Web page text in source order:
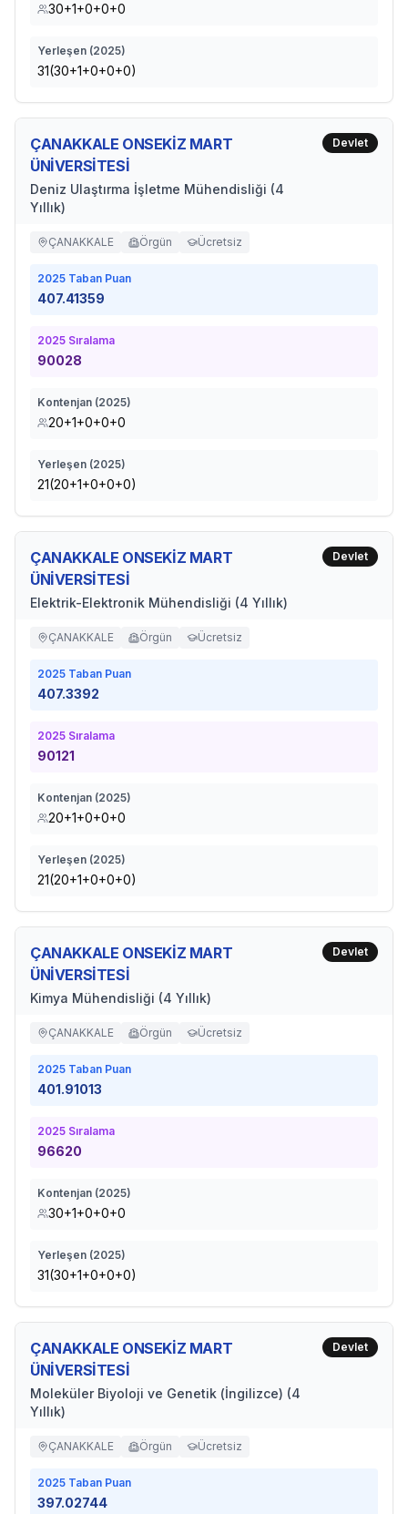
30+1+0+0+0
Yerleşen (2025)
31(30+1+0+0+0)
ÇANAKKALE ONSEKİZ MART
ÜNİVERSİTESİ
Deniz Ulaştırma İşletme Mühendisliği (4
Yıllık)
Devlet
ÇANAKKALE Örgün Ücretsiz
2025 Taban Puan
407.41359
2025 Sıralama
90028
Kontenjan (2025)
20+1+0+0+0
Yerleşen (2025)
21(20+1+0+0+0)
ÇANAKKALE ONSEKİZ MART
ÜNİVERSİTESİ
Elektrik-Elektronik Mühendisliği (4 Yıllık)
Devlet
ÇANAKKALE Örgün Ücretsiz
2025 Taban Puan
407.3392
2025 Sıralama
90121
Kontenjan (2025)
20+1+0+0+0
Yerleşen (2025)
21(20+1+0+0+0)
ÇANAKKALE ONSEKİZ MART
ÜNİVERSİTESİ
Kimya Mühendisliği (4 Yıllık)
Devlet
ÇANAKKALE Örgün Ücretsiz
2025 Taban Puan
401.91013
2025 Sıralama
96620
Kontenjan (2025)
30+1+0+0+0
Yerleşen (2025)
31(30+1+0+0+0)
ÇANAKKALE ONSEKİZ MART
ÜNİVERSİTESİ
Moleküler Biyoloji ve Genetik (İngilizce) (4
Yıllık)
Devlet
ÇANAKKALE Örgün Ücretsiz
2025 Taban Puan
397.02744